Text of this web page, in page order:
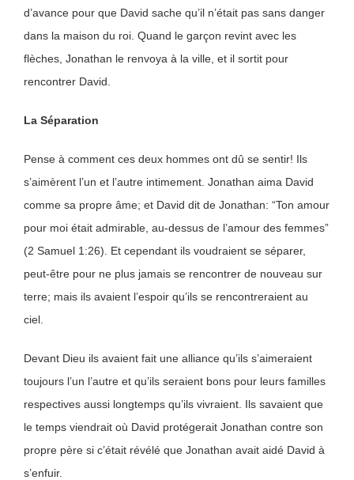
d’avance pour que David sache qu’il n’était pas sans danger
dans la maison du roi. Quand le garçon revint avec les
flèches, Jonathan le renvoya à la ville, et il sortit pour
rencontrer David.
La Séparation
Pense à comment ces deux hommes ont dû se sentir! Ils
s’aimèrent l’un et l’autre intimement. Jonathan aima David
comme sa propre âme; et David dit de Jonathan: “Ton amour
pour moi était admirable, au-dessus de l’amour des femmes”
(2 Samuel 1:26). Et cependant ils voudraient se séparer,
peut-être pour ne plus jamais se rencontrer de nouveau sur
terre; mais ils avaient l’espoir qu’ils se rencontreraient au
ciel.
Devant Dieu ils avaient fait une alliance qu’ils s’aimeraient
toujours l’un l’autre et qu’ils seraient bons pour leurs familles
respectives aussi longtemps qu’ils vivraient. Ils savaient que
le temps viendrait où David protégerait Jonathan contre son
propre père si c’était révélé que Jonathan avait aidé David à
s’enfuir.